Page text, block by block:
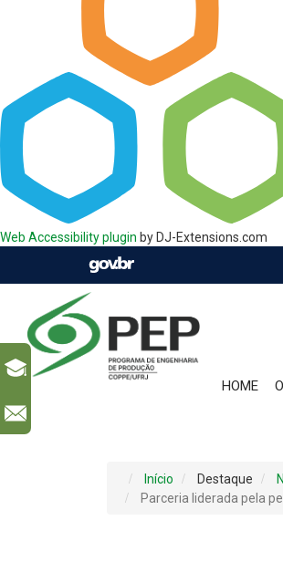
Web Accessibility plugin by DJ-Extensions.com
HOME
Início Destaque
Parceria liderada pela